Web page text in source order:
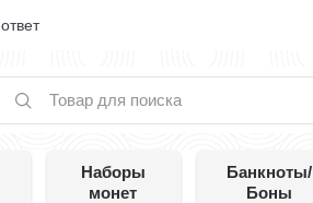
Наборы
монет
Банкноты/
Боны